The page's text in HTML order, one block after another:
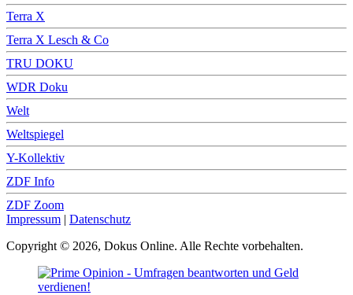
Terra X
Terra X Lesch & Co
TRU DOKU
WDR Doku
Welt
Weltspiegel
Y-Kollektiv
ZDF Info
ZDF Zoom
Impressum | Datenschutz
Copyright © 2026, Dokus Online. Alle Rechte vorbehalten.